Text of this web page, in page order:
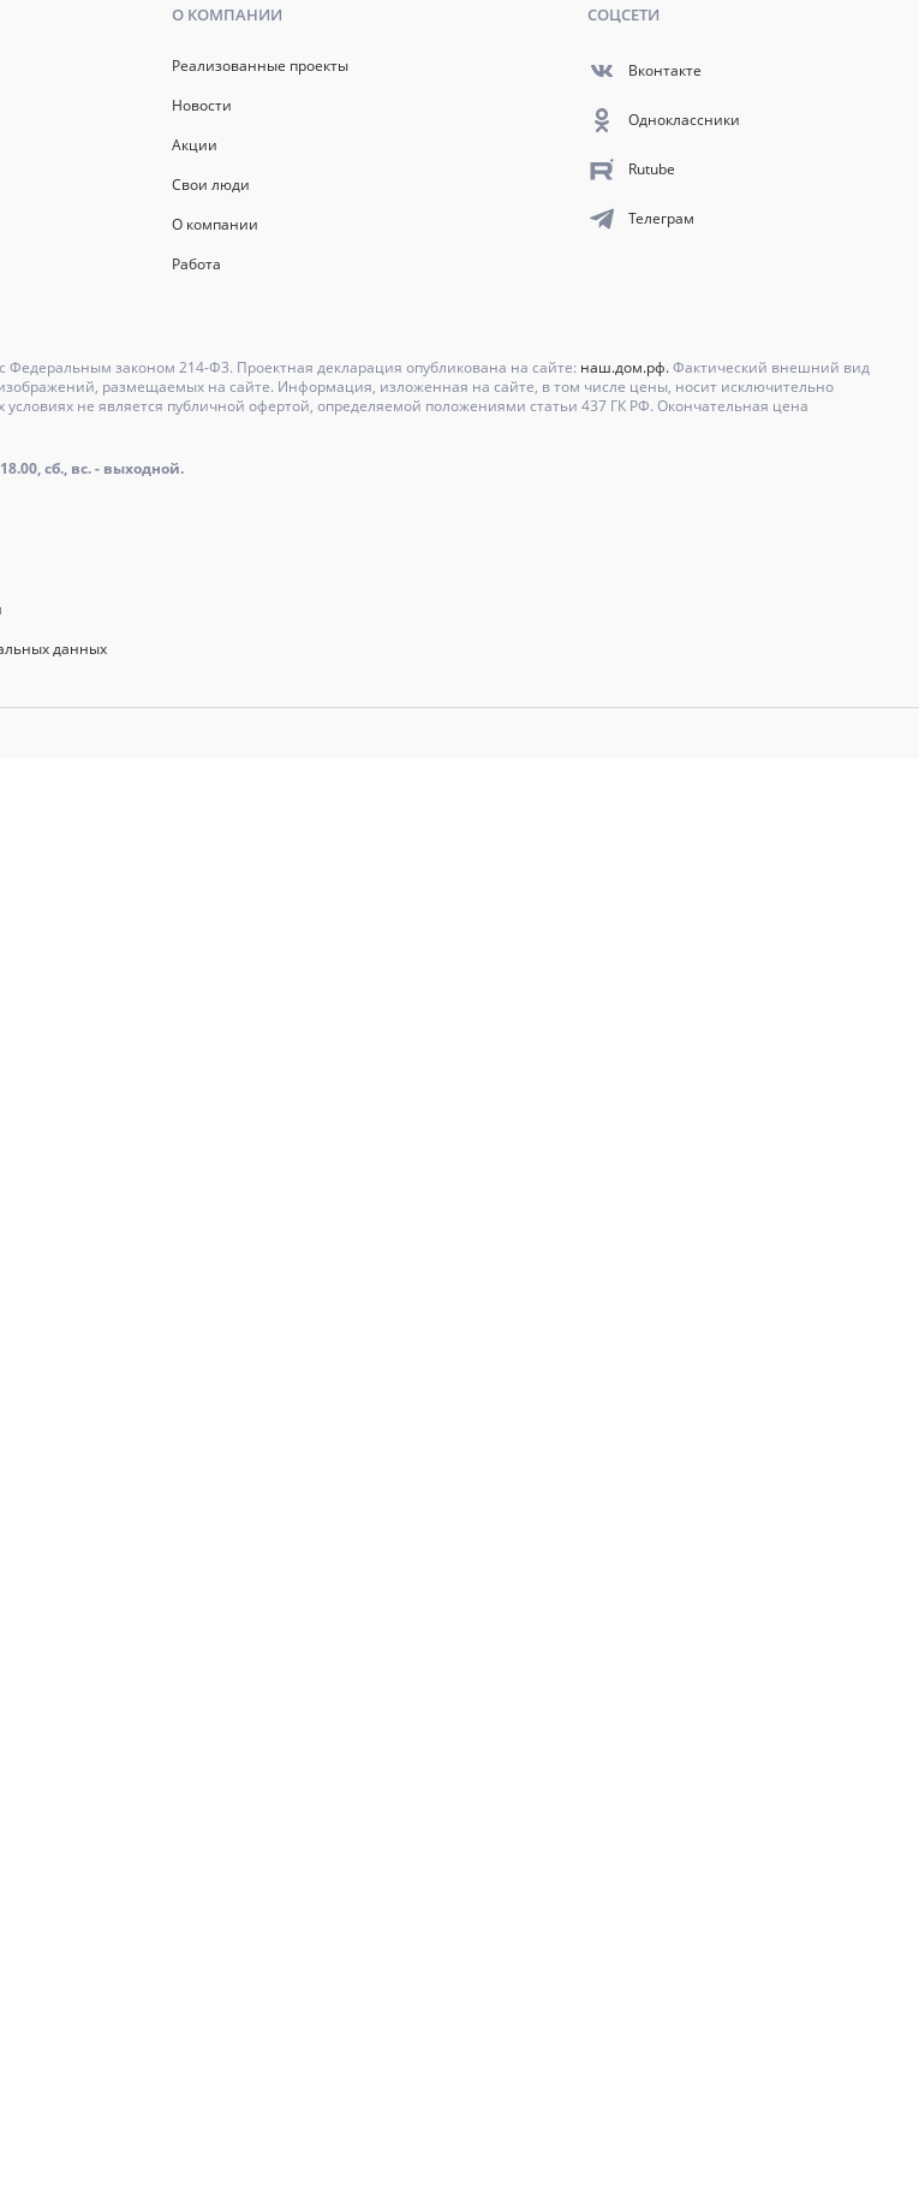
О КОМПАНИИ
Реализованные проекты
Новости
Акции
Свои люди
О компании
Работа
СОЦСЕТИ
Вконтакте
Одноклассники
Rutube
Телеграм
Федеральным законом 214-Ф3. Проектная декларация опубликована на сайте: наш.дом.рф.Фактический внешний вид
размещаемых на сайте. Информация, изложенная на сайте, в том числе цены, носит исключительно
не является публичной офертой, определяемой положениями статьи 437 ГК РФ. Окончательная цена
сб., вс. - выходной.
данных